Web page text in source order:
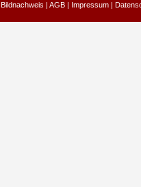
Bildnachweis | AGB | Impressum |